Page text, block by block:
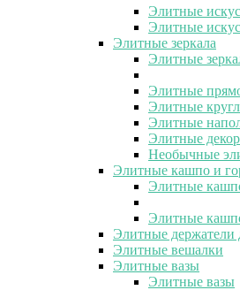
Элитные
Элитные
Элитные зеркала
Элитные
Элитные
Элитные
Элитные
Элитные
Необычные
Элитные кашпо и
Элитные
Элитные
Элитные держатели
Элитные вешалки
Элитные вазы
Элитные вазы